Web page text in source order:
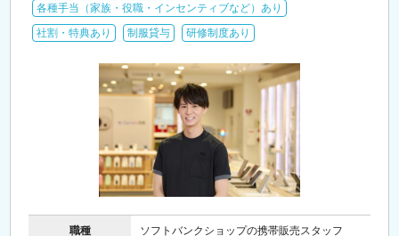
各種手当（家族・役職・インセンティブなど）あり
社割・特典あり
制服貸与 研修制度あり
職種 ソフトバンクショップの携帯販売スタッフ